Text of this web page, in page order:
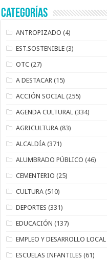
Categorías
ANTROPIZADO (4)
EST.SOSTENIBLE (3)
OTC (27)
A DESTACAR (15)
ACCIÓN SOCIAL (255)
AGENDA CULTURAL (334)
AGRICULTURA (83)
ALCALDÍA (371)
ALUMBRADO PÚBLICO (46)
CEMENTERIO (25)
CULTURA (510)
DEPORTES (331)
EDUCACIÓN (137)
EMPLEO Y DESARROLLO LOCAL
ESCUELAS INFANTILES (61)